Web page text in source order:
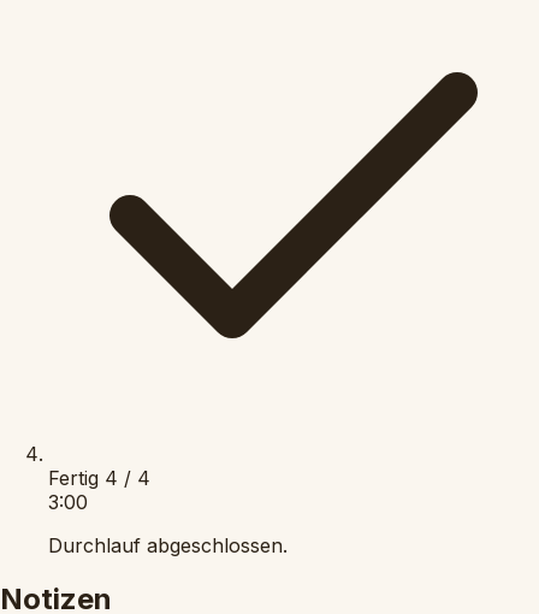
Fertig 4 / 4
3:00
Durchlauf abgeschlossen.
Notizen